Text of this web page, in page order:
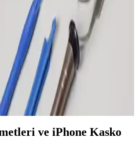
Çalışır?
için cihaz koruma sigortası,
kayıpları önler ve hızlı çözüm sağlar.
Kaçını Karşılar: Sigorta
İpuçları
karşı telefonunuzu korur. Hasar, su,
yüzde 70-100 arası karşılık sağlar.
incelemek önemli.
ve iPhone Kasko